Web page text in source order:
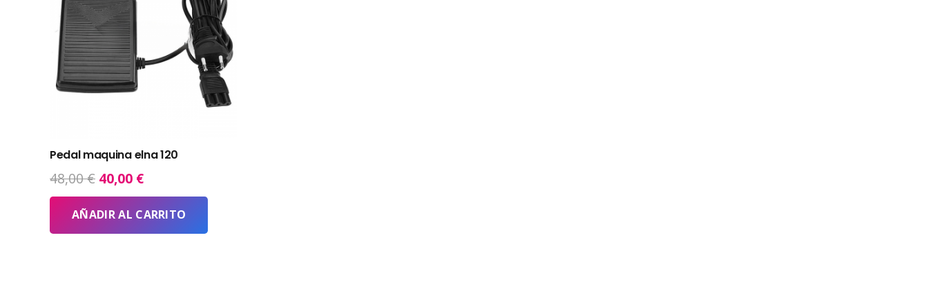
Pedal maquina elna 120
48,00€ El
precio
original
era:
40,00 €El
precio
actual
es:
AÑADIR AL CARRITO